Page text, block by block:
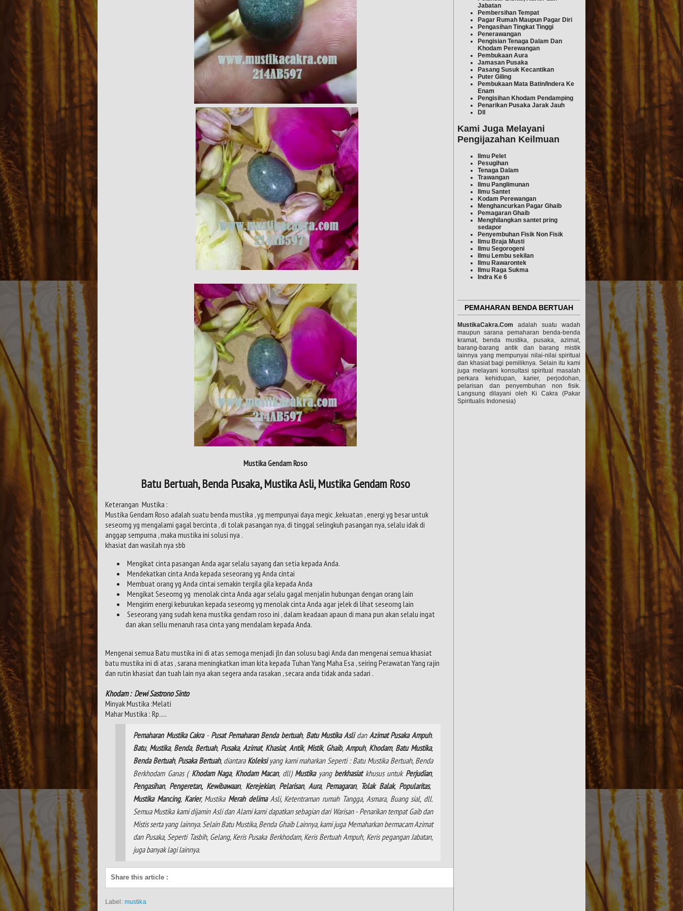
Mustika Gendam Roso
Batu Bertuah, Benda Pusaka, Mustika Asli, Mustika Gendam Roso
Keterangan Mustika :
Mustika Gendam Roso adalah suatu benda mustika , yg mempunyai daya megic ,kekuatan , energi yg besar untuk
seseorng yg mengalami gagal bercinta , di tolak pasangan nya, di tinggal selingkuh pasangan nya, selalu idak di
anggap sempurna , maka mustika ini solusi nya .
khasiat dan wasilah nya sbb
Mengikat cinta pasangan Anda agar selalu sayang dan setia kepada Anda.
Mendekatkan cinta Anda kepada seseorang yg Anda cintai
Membuat orang yg Anda cintai semakin tergila gila kepada Anda
Mengikat Seseorng yg menolak cinta Anda agar selalu gagal menjalin hubungan dengan orang lain
Mengirim energi keburukan kepada seseorng yg menolak cinta Anda agar jelek di lihat seseorng lain
Seseorang yang sudah kena mustika gendam roso ini , dalam keadaan apaun di mana pun akan selalu ingat
dan akan sellu menaruh rasa cinta yang mendalam kepada Anda.
Mengenai semua Batu mustika ini di atas semoga menjadi jln dan solusu bagi Anda dan mengenai semua khasiat
batu mustika ini di atas , sarana meningkatkan iman kita kepada Tuhan Yang Maha Esa , seiring Perawatan Yang rajin
dan rutin khasiat dan tuah lain nya akan segera anda rasakan , secara anda tidak anda sadari .
Khodam : Dewi Sastrono Sinto
Minyak Mustika :Melati
Mahar Mustika : Rp.....
Pemaharan Mustika Cakra- Pusat Pemaharan Benda bertuah, Batu Mustika Aslidan Azimat Pusaka Ampuh.
Batu, Mustika, Benda, Bertuah, Pusaka,Azimat, Khasiat, Antik, Mistik, Ghaib, Ampuh, Khodam, Batu Mustika,
Benda Bertuah, Pusaka Bertuah, diantara Koleksiyang kami maharkan Seperti : Batu Mustika Bertuah, Benda
Berkhodam Ganas ( Khodam Naga, Khodam Macan, dll) Mustikayang berkhasiatkhusus untuk Perjudian,
Pengasihan, Pengeretan, Kewibawaan, Kerejekian, Pelarisan,Aura, Pemagaran, Tolak Balak, Popularitas,
Mustika Mancing, Karier, Mustika Merah delimaAsli, Ketentraman rumah Tangga, Asmara, Buang sial, dll.
Semua Mustika kami dijamin Asli dan Alami kami dapatkan sebagian dari Warisan - Penarikan tempat Gaib dan
Mistis serta yang lainnya. Selain Batu Mustika, Benda Ghaib Lainnya, kami juga Memaharkan bermacam Azimat
dan Pusaka, Seperti Tasbih, Gelang, Keris Pusaka Berkhodam, Keris Bertuah Ampuh, Keris pegangan Jabatan,
juga banyak lagi lainnya.
Share this article :
Label: mustika
Jabatan
Pembersihan Tempat
Pagar Rumah Maupun Pagar Diri
Pengasihan Tingkat Tinggi
Penerawangan
Pengisian Tenaga Dalam Dan
Khodam Perewangan
Pembukaan Aura
Jamasan Pusaka
Pasang Susuk Kecantikan
Puter Giling
Pembukaan Mata Batin/Indera Ke
Enam
Pengisihan Khodam Pendamping
Penarikan Pusaka Jarak Jauh
Dll
Kami Juga Melayani
Pengijazahan Keilmuan
Ilmu Pelet
Pesugihan
Tenaga Dalam
Trawangan
Ilmu Panglimunan
Ilmu Santet
Kodam Perewangan
Menghancurkan Pagar Ghaib
Pemagaran Ghaib
Menghilangkan santet pring
sedapor
Penyembuhan Fisik Non Fisik
Ilmu Braja Musti
Ilmu Segorogeni
Ilmu Lembu sekilan
Ilmu Rawarontek
Ilmu Raga Sukma
Indra Ke 6
PEMAHARAN BENDA BERTUAH
MustikaCakra.Com adalah suatu wadah
maupun sarana pemaharan benda-benda
kramat, benda mustika, pusaka, azimat,
barang-barang antik dan barang mistik
lainnya yang mempunyai nilai-nilai spiritual
dan khasiat bagi pemiliknya. Selain itu kami
juga melayani konsultasi spiritual masalah
perkara kehidupan, karier, perjodohan,
pelarisan dan penyembuhan non fisik.
Langsung dilayani oleh Ki Cakra (Pakar
Spiritualis Indonesia)